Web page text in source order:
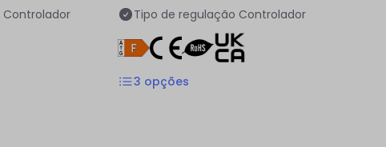
Controlador
Tipo de regulação Controlador
3 opções